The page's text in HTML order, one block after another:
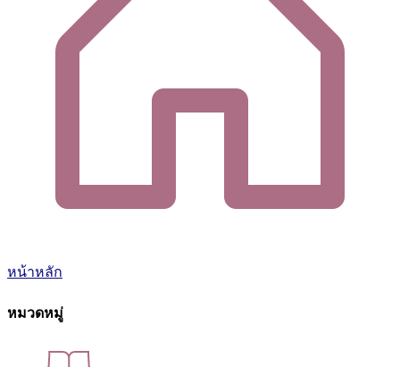
หน้าหลัก
หมวดหมู่